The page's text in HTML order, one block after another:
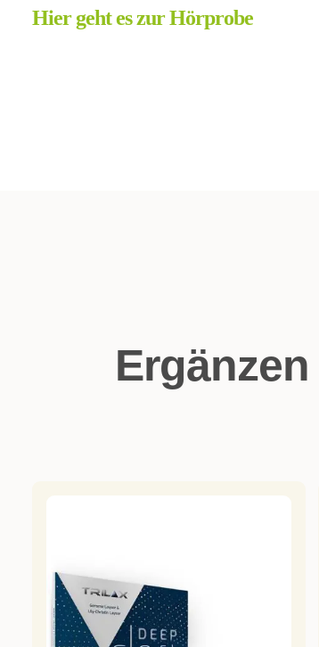
Hier geht es zur Hörprobe